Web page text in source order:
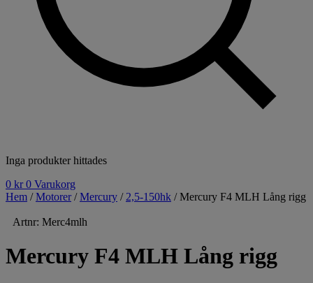
Inga produkter hittades
0 kr 0 Varukorg
Hem /Motorer /Mercury / 2,5-150hk / Mercury F4 MLH Lång rigg
Artnr: Merc4mlh
Mercury F4 MLH Lång rigg